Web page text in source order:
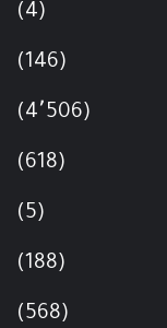
(4)
(146)
(4٬506)
(618)
(5)
(188)
(568)